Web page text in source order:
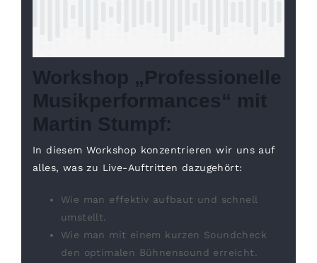
In diesem Workshop konzentrieren wir uns auf
alles, was zu Live-Auftritten dazugehört:
Wie man effektiv aufbaut und schnell
umstellt.
Wie man mit einem kurzen Soundcheck
den optimalen Bühnensound erreicht.